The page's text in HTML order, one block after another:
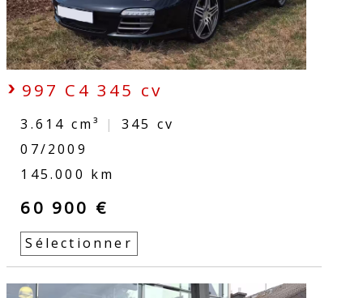
997 C4 345 cv
3.614 cm³ | 345 cv
07/2009
145.000 km
60 900 €
Sélectionner